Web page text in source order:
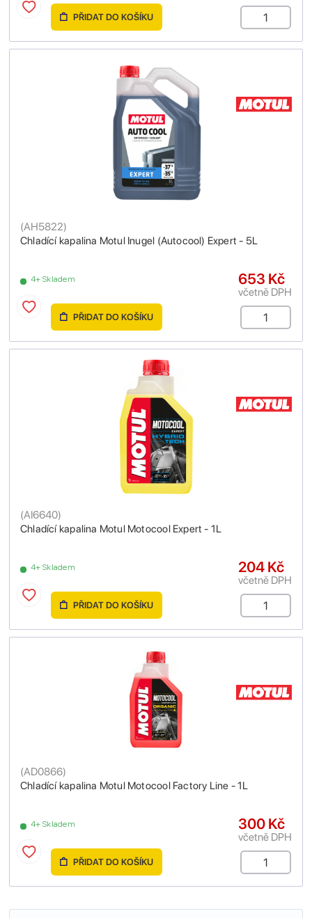
PŘIDAT DO KOŠÍKU
Chladící kapalina Motul Inugel (Autocool) Expert - 5L
(AH5822)
4+ Skladem 653 Kč
včetně DPH
PŘIDAT DO KOŠÍKU
Chladící kapalina Motul Motocool Expert - 1L
(AI6640)
4+ Skladem 204 Kč
včetně DPH
PŘIDAT DO KOŠÍKU
Chladící kapalina Motul Motocool Factory Line - 1L
(AD0866)
4+ Skladem 300 Kč
včetně DPH
PŘIDAT DO KOŠÍKU